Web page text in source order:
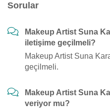
Sorular
Makeup Artist Suna
iletişime geçilmeli?
Makeup Artist Suna
geçilmeli.
Makeup Artist Suna
veriyor mu?